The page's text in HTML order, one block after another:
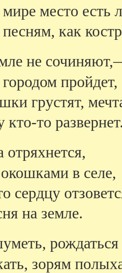
место есть
как
не
пройдет,
грустят,
то
отряхнется,
в селе,
сердцу
на земле.
зорям